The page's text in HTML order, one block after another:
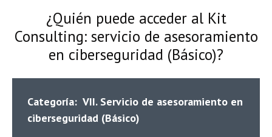
¿Quién puede acceder al Kit
Consulting: servicio de asesoramiento
en ciberseguridad (Básico)?
Categoría: VII. Servicio de asesoramiento en
ciberseguridad (Básico)